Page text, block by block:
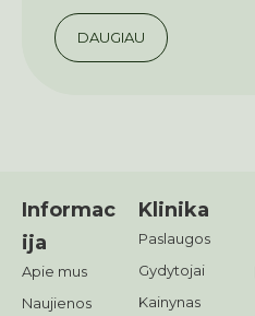
DAUGIAU
Informac
ija
Apie mus
Naujienos
Klinika
Paslaugos
Gydytojai
Kainynas